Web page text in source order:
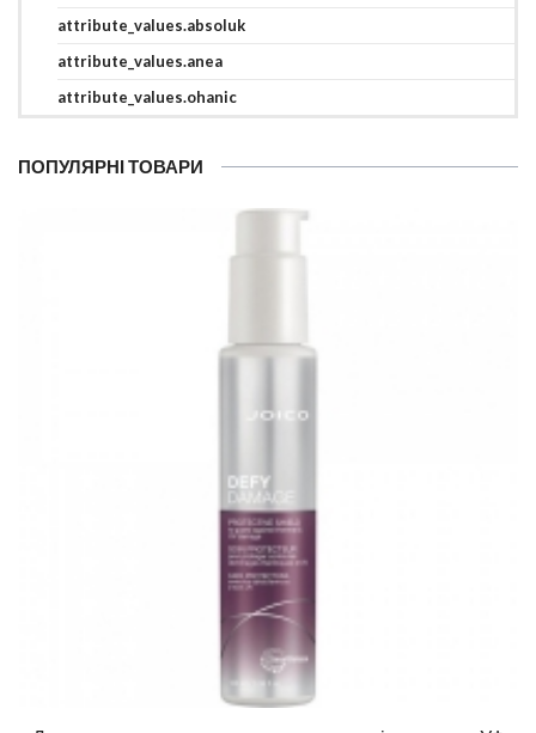
attribute_values.absoluk
attribute_values.anea
attribute_values.ohanic
ПОПУЛЯРНІ ТОВАРИ